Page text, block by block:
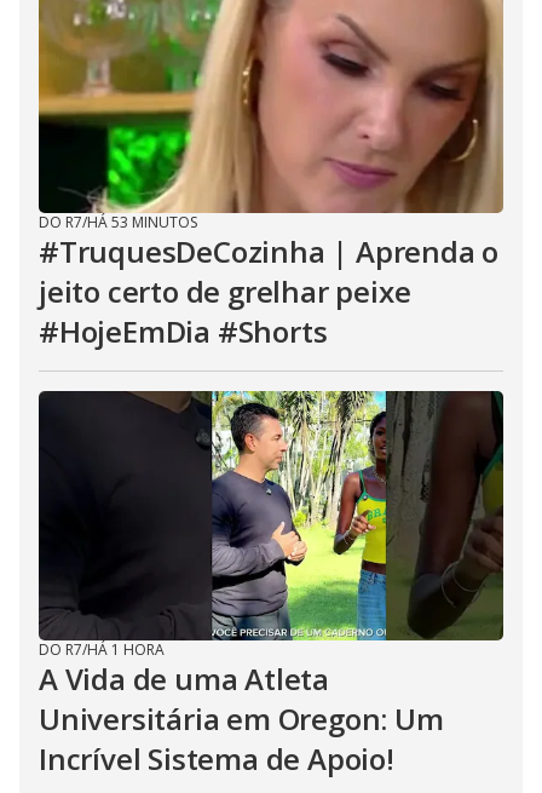
DO R7/HÁ 53 MINUTOS
#TruquesDeCozinha | Aprenda o
jeito certo de grelhar peixe
#HojeEmDia #Shorts
DO R7/HÁ 1 HORA
A Vida de uma Atleta
Universitária em Oregon: Um
Incrível Sistema de Apoio!